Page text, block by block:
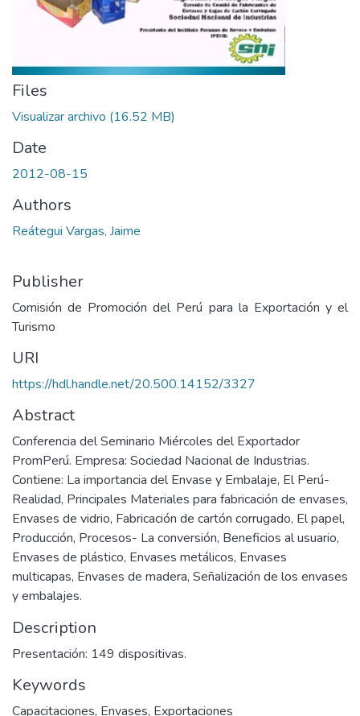
Files
Visualizar archivo (16.52 MB)
Date
2012-08-15
Authors
Reátegui Vargas, Jaime
Publisher
Comisión de Promoción del Perú para la Exportación y el
Turismo
URI
https://hdl.handle.net/20.500.14152/3327
Abstract
Conferencia del Seminario Miércoles del Exportador
PromPerú. Empresa: Sociedad Nacional de Industrias.
Contiene: La importancia del Envase y Embalaje, El Perú-
Realidad, Principales Materiales para fabricación de envases,
Envases de vidrio, Fabricación de cartón corrugado, El papel,
Producción, Procesos- La conversión, Beneficios al usuario,
Envases de plástico, Envases metálicos, Envases
multicapas, Envases de madera, Señalización de los envases
y embalajes.
Description
Presentación: 149 dispositivas.
Keywords
Capacitaciones, Envases, Exportaciones